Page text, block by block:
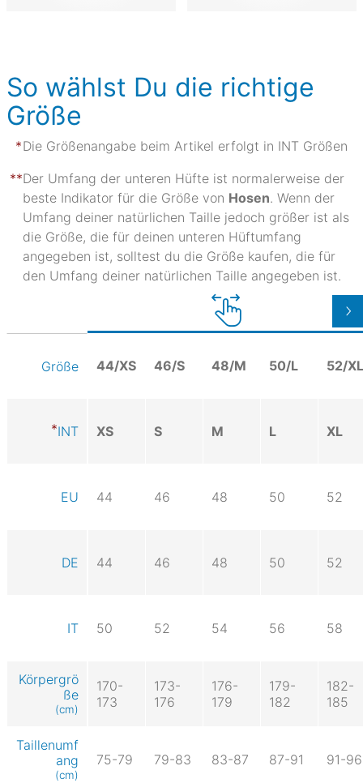
So wählst Du die richtige
Größe
Die Größenangabe beim Artikel erfolgt in INT Größen
Der Umfang der unteren Hüfte ist normalerweise der
beste Indikator für die Größe von Hosen. Wenn der
Umfang deiner natürlichen Taille jedoch größer ist als
die Größe, die für deinen unteren Hüftumfang
angegeben ist, solltest du die Größe kaufen, die für
den Umfang deiner natürlichen Taille angegeben ist.
Größe 44/XS 46/S 48/M 50/L 52/XL
INT XS S M L XL
EU 44 46 48 50 52
DE 44 46 48 50 52
IT 50 52 54 56 58
Körpergrö
ße
(cm)
170-
173
173-
176
176-
179
179-
182
182-
185
Taillenumf
ang
(cm)
75-79 79-83 83-87 87-91 91-96